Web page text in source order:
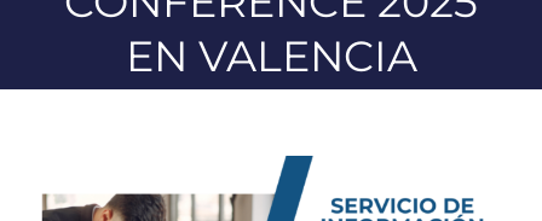
EN VALENCIA
imagen